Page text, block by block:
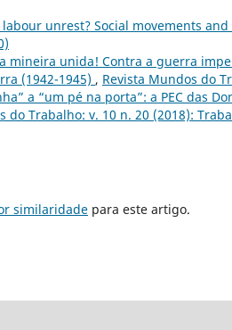
unrest? Social movements
mineira unida! Contra a guerra
(1942-1945) , Revista Mundos do
a “um pé na porta”: a PEC das
do Trabalho: v. 10 n. 20 (2018):
similaridade para este artigo.